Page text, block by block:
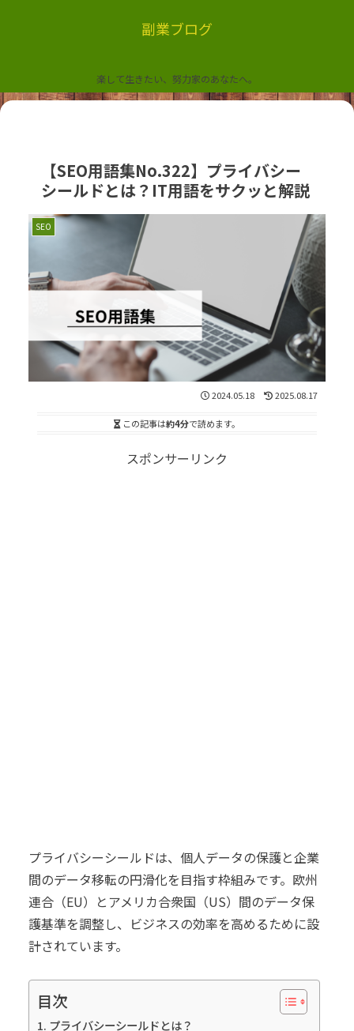
副業ブログ
楽して生きたい、努力家のあなたへ。
【SEO用語集No.322】プライバシー
シールドとは？IT用語をサクッと解説
SEO
2024.05.18 2025.08.17
この記事は約4分で読めます。
スポンサーリンク
プライバシーシールドは、個人データの保護と企業
間のデータ移転の円滑化を目指す枠組みです。欧州
連合（EU）とアメリカ合衆国（US）間のデータ保
護基準を調整し、ビジネスの効率を高めるために設
計されています。
目次
プライバシーシールドとは？